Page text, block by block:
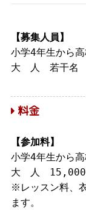
【募集人員】
小学4年生から
大 人 若干名
料金
【参加料】
小学4年生から
大 人
※レッスン料、
ます。